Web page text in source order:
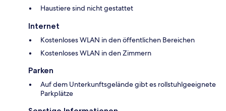
Haustiere sind nicht gestattet
Internet
Kostenloses WLAN in den öffentlichen Bereichen
Kostenloses WLAN in den Zimmern
Parken
Auf dem Unterkunftsgelände gibt es rollstuhlgeeignete
Parkplätze